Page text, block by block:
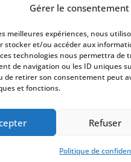
Gérer le
meilleures expériences, nous
stocker et/ou accéder aux
technologies nous permettra de
de navigation ou les ID uniques
de retirer son consentement peut
et fonctions.
Refuser
Politique de